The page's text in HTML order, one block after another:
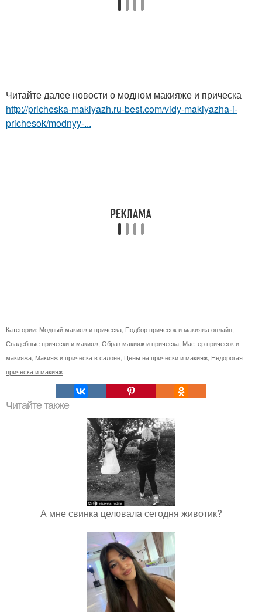
Читайте далее новости о модном макияже и прическа
http://pricheska-makiyazh.ru-best.com/vidy-makiyazha-i-
prichesok/modnyy-...
Категории: Модный макияж и прическа Подбор причесок и макияжа онлайн
Свадебные прически и макияж Образ макияж и прическа Мастер причесок и
макияжа Макияж и прическа в салоне Цены на прически и макияж Недорогая
прическа и макияж
Читайте также
А мне свинка целовала сегодня животик?